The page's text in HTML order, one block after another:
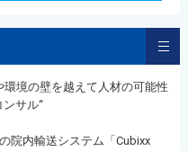
境の壁を越えて人材の可能性
サル“
院内輸送システム「Cubixx